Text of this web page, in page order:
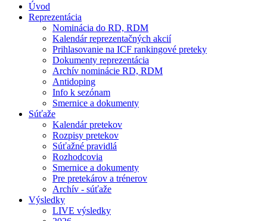
Úvod
Reprezentácia
Nominácia do RD, RDM
Kalendár reprezentačných akcií
Prihlasovanie na ICF rankingové preteky
Dokumenty reprezentácia
Archív nominácie RD, RDM
Antidoping
Info k sezónam
Smernice a dokumenty
Súťaže
Kalendár pretekov
Rozpisy pretekov
Súťažné pravidlá
Rozhodcovia
Smernice a dokumenty
Pre pretekárov a trénerov
Archív - súťaže
Výsledky
LIVE výsledky